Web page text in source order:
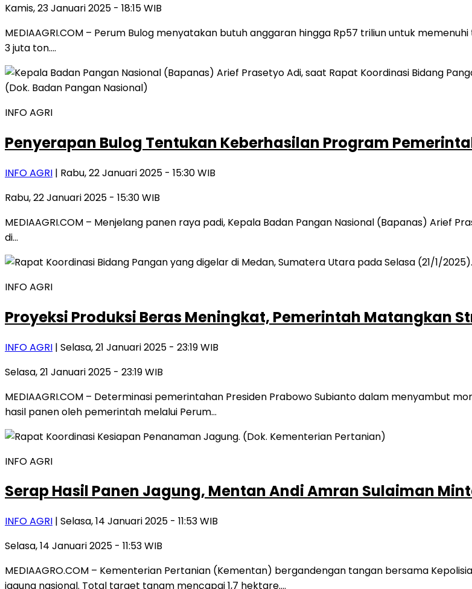
Kamis, 23 Januari 2025 - 18:15 WIB
MEDIAAGRI.COM – Perum Bulog menyatakan butuh anggaran hingga Rp57 triliun untuk
3 juta ton….
INFO AGRI
Penyerapan Bulog Tentukan Keberhasilan Program
INFO AGRI | Rabu, 22 Januari 2025 - 15:30 WIB
Rabu, 22 Januari 2025 - 15:30 WIB
MEDIAAGRI.COM – Menjelang panen raya padi, Kepala Badan Pangan Nasional (Bapanas) Arief
di…
INFO AGRI
Proyeksi Produksi Beras Meningkat, Pemerintah Matangkan
INFO AGRI | Selasa, 21 Januari 2025 - 23:19 WIB
Selasa, 21 Januari 2025 - 23:19 WIB
MEDIAAGRI.COM – Determinasi pemerintahan Presiden Prabowo Subianto dalam menyambut
hasil panen oleh pemerintah melalui Perum…
INFO AGRI
Serap Hasil Panen Jagung, Mentan Andi Amran Sulaiman
INFO AGRI | Selasa, 14 Januari 2025 - 11:53 WIB
Selasa, 14 Januari 2025 - 11:53 WIB
MEDIAAGRO.COM – Kementerian Pertanian (Kementan) bergandengan tangan bersama
jagung nasional. Total target tanam mencapai 1,7 hektare….